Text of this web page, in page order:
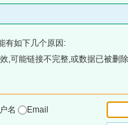
有如下几个原因:
,可能链接不完整,或数据已被删
名
Email